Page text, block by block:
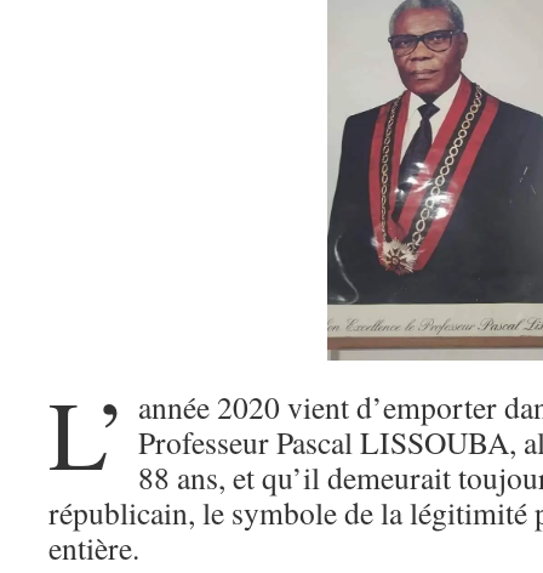
L’ année 2020 vient d’emporter
Professeur Pascal LISSOUBA,
88 ans, et qu’il demeurait
républicain, le symbole de la légitimité
entière.